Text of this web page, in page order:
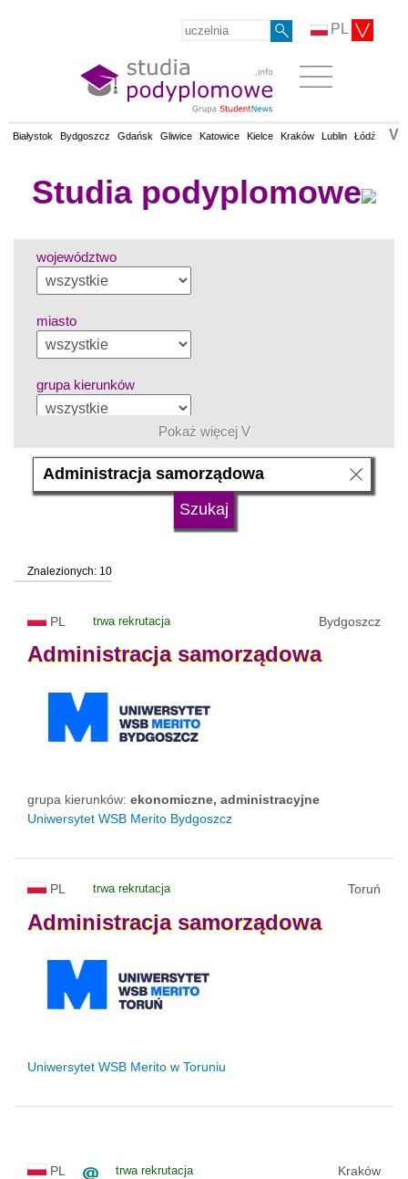
PL
Białystok Bydgoszcz Gdańsk Gliwice Katowice Kielce Kraków Lublin Łódź V
Studia podyplomowe
województwo
miasto
grupa kierunków
język
status uczelni
Pokaż więcej V
Znalezionych: 10
PL trwa rekrutacja Bydgoszcz
Administracja samorządowa
grupa kierunków: ekonomiczne, administracyjne
Uniwersytet WSB Merito Bydgoszcz
PL trwa rekrutacja Toruń
Administracja samorządowa
Uniwersytet WSB Merito w Toruniu
PL trwa rekrutacja Kraków